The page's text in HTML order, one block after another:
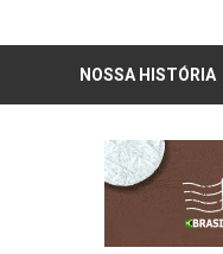
NOSSA HISTÓRIA